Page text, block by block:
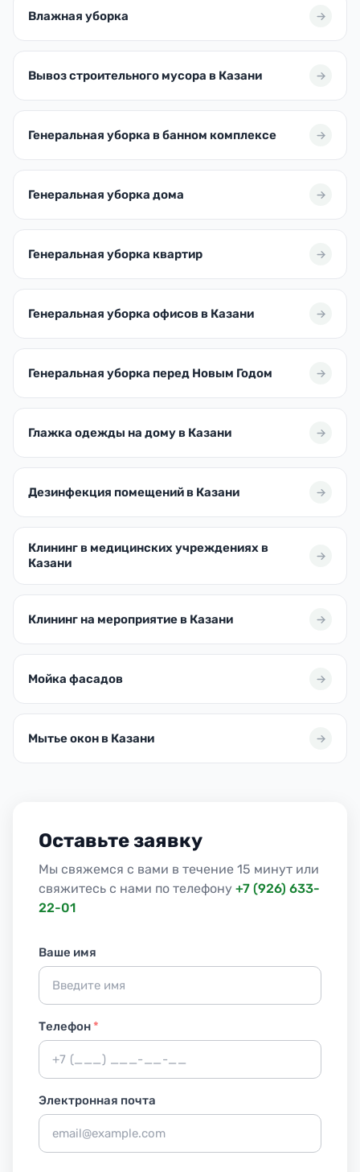
Влажная уборка
Вывоз строительного мусора в Казани
Генеральная уборка в банном комплексе
Генеральная уборка дома
Генеральная уборка квартир
Генеральная уборка офисов в Казани
Генеральная уборка перед Новым Годом
Глажка одежды на дому в Казани
Дезинфекция помещений в Казани
Клининг в медицинских учреждениях в
Казани
Клининг на мероприятие в Казани
Мойка фасадов
Мытье окон в Казани
Оставьте заявку
Мы свяжемся с вами в течение 15 минут или
свяжитесь с нами по телефону +7 (926) 633-
22-01
Ваше имя
Телефон*
Электронная почта